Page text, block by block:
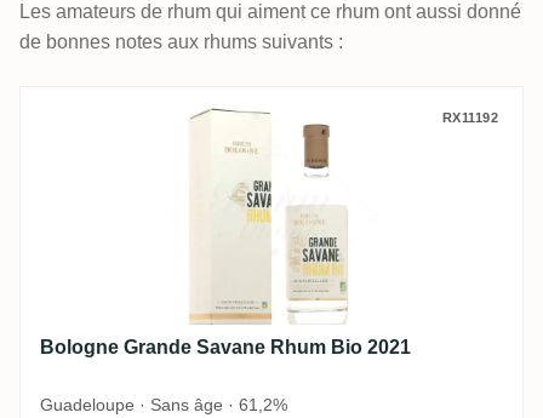
Les amateurs de rhum qui aiment ce rhum ont aussi donné
de bonnes notes aux rhums suivants :
Bologne Grande Savane Rhum Bio 2021
RX11192
Bologne Grande Savane Rhum Bio 2021
Guadeloupe · Sans âge · 61,2%